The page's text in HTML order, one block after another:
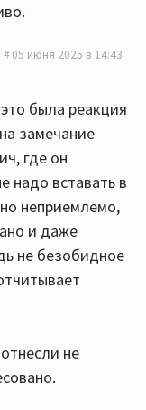
05 июня 2025 в 14:43
была реакция
замечание
где он
надо вставать в
неприемлемо,
и даже
не безобидное
не